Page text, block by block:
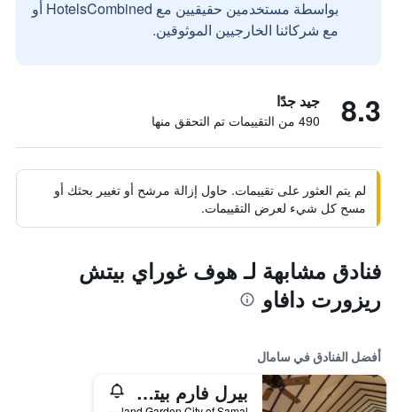
بواسطة مستخدمين حقيقيين مع HotelsCombined أو
مع شركائنا الخارجيين الموثوقين.
8.3 جيد جدًا
490 من التقييمات تم التحقق منها
لم يتم العثور على تقييمات. حاول إزالة مرشح أو تغيير بحثك أو
مسح كل شيء لعرض التقييمات.
فنادق مشابهة لـ هوف غوراي بيتش
ريزورت دافاو
أفضل الفنادق في سامال
بيرل فارم بيتش ريزورت